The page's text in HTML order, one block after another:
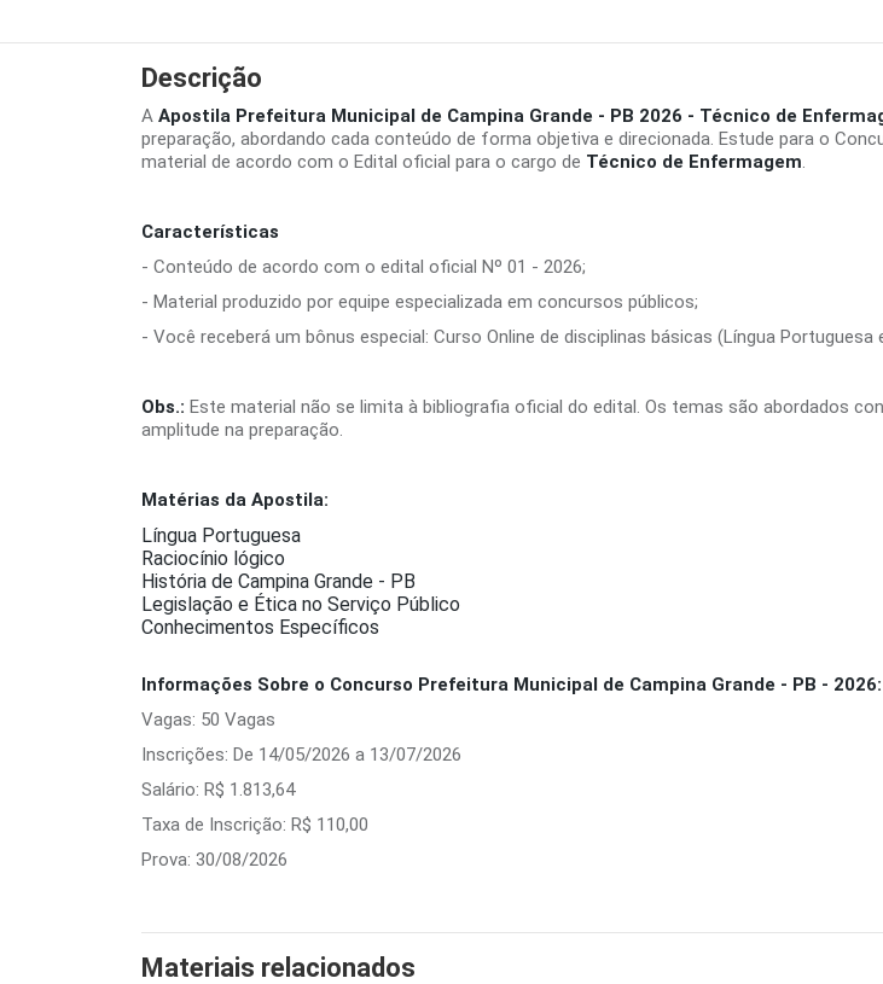
Descrição
A Apostila Prefeitura Municipal de Campina Grande - PB 2026 - Técnico de
preparação, abordando cada conteúdo de forma objetiva e direcionada. Estude para o
material de acordo com o Edital oficial para o cargo de Técnico de Enfermagem.
Características
- Conteúdo de acordo com o edital oficial Nº 01 - 2026;
- Material produzido por equipe especializada em concursos públicos;
- Você receberá um bônus especial: Curso Online de disciplinas básicas (Língua
Obs.: Este material não se limita à bibliografia oficial do edital. Os temas são abordados
amplitude na preparação.
Matérias da Apostila:
Língua Portuguesa
Raciocínio lógico
História de Campina Grande - PB
Legislação e Ética no Serviço Público
Conhecimentos Específicos
Informações Sobre o Concurso Prefeitura Municipal de Campina Grande - PB - 2026:
Vagas: 50 Vagas
Inscrições: De 14/05/2026 a 13/07/2026
Salário: R$ 1.813,64
Taxa de Inscrição: R$ 110,00
Prova: 30/08/2026
Materiais relacionados